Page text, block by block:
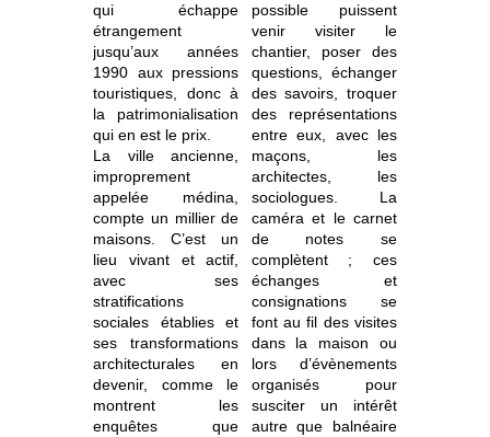
qui échappe
étrangement
jusqu’aux années
1990 aux pressions
touristiques, donc à
la patrimonialisation
qui en est le prix.
La ville ancienne,
improprement
appelée médina,
compte un millier de
maisons. C’est un
lieu vivant et actif,
avec ses
stratifications
sociales établies et
ses transformations
architecturales en
devenir, comme le
montrent les
enquêtes que
possible puissent
venir visiter le
chantier, poser des
questions, échanger
des savoirs, troquer
des représentations
entre eux, avec les
maçons, les
architectes, les
sociologues. La
caméra et le carnet
de notes se
complètent ; ces
échanges et
consignations se
font au fil des visites
dans la maison ou
lors d’évènements
organisés pour
susciter un intérêt
autre que balnéaire